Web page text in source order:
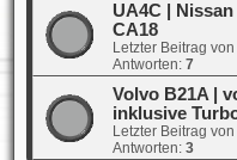
UA4C |
CA18
Letzter Beitrag von
Antworten: 7
Volvo B21A |
inklusive
Letzter Beitrag von
Antworten: 3